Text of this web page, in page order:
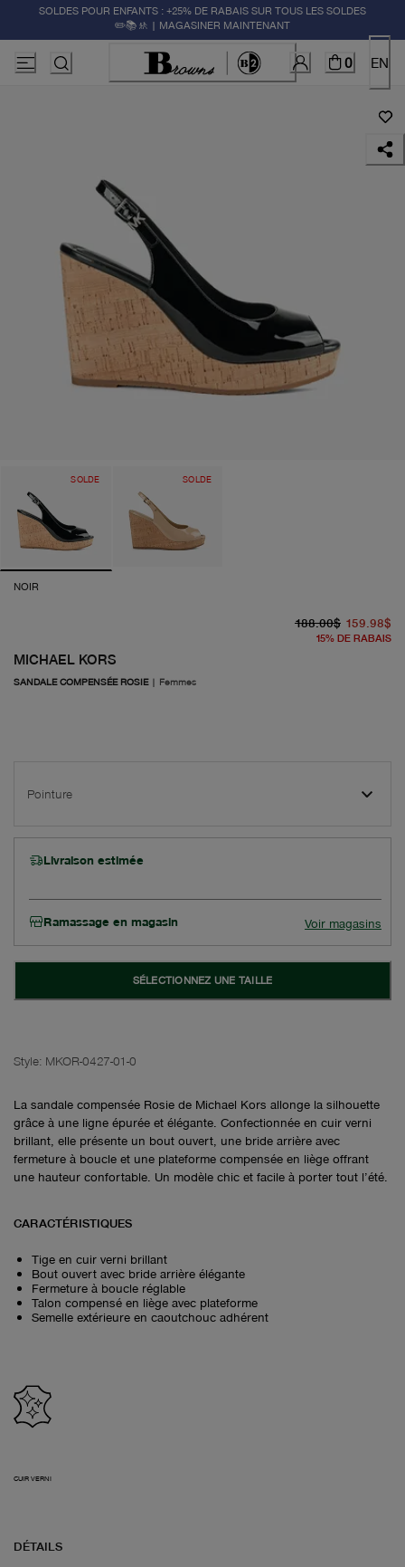
SOLDES POUR ENFANTS : +25% DE RABAIS SUR TOUS LES SOLDES
✏️📚🚸 | MAGASINER MAINTENANT
0 EN
SOLDE SOLDE
NOIR
MICHAEL KORS
SANDALE COMPENSÉE ROSIE| Femmes
188.00$ 159.98$
15% DE RABAIS
Pointure
Livraison estimée
Ramassage en magasin Voir magasins
SÉLECTIONNEZ UNE TAILLE
Style: MKOR-0427-01-0
La sandale compensée Rosie de Michael Kors allonge la silhouette
grâce à une ligne épurée et élégante. Confectionnée en cuir verni
brillant, elle présente un bout ouvert, une bride arrière avec
fermeture à boucle et une plateforme compensée en liège offrant
une hauteur confortable. Un modèle chic et facile à porter tout l’été.
CARACTÉRISTIQUES
Tige en cuir verni brillant
Bout ouvert avec bride arrière élégante
Fermeture à boucle réglable
Talon compensé en liège avec plateforme
Semelle extérieure en caoutchouc adhérent
CUIR VERNI
DÉTAILS